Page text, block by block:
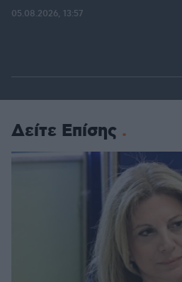
05.08.2026, 13:57
Δείτε Επίσης